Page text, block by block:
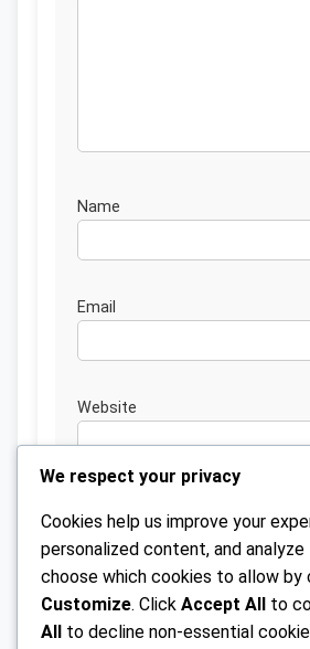
Website
Save my name, email, and
next time I comment.
We respect your privacy
Cookies help us improve your
personalized content, and analyze
choose which cookies to allow by
Customize. Click Accept All to
All to decline non-essential